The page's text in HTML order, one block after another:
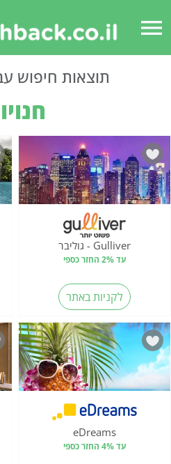
menu
תוצאות חיפוש
Gulliver - גוליבר
עד 2% החזר כספי
לקניות באתר
eDreams
עד 4% החזר כספי